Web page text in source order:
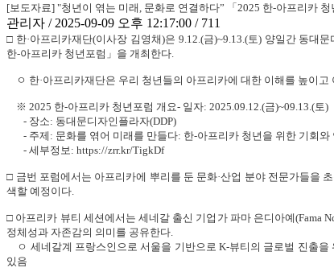
[보도자료] "청년이 엮는 미래, 문화로 연결하다” 「2025 한-아프리카 청
관리자 / 2025-09-09 오후 12:17:00 / 711
□ 한·아프리카재단(이사장 김영채)은 9.12.(금)~9.13.(토) 양일간 동대
한-아프리카 청년포럼」을 개최한다.
ㅇ 한·아프리카재단은 우리 청년들의 아프리카에 대한 이해를 높이
※ 2025 한-아프리카 청년포럼 개요- 일자: 2025.09.12.(금)~09.13.(토)
- 장소: 동대문디자인플라자(DDP)
- 주제: 문화를 엮어 미래를 만들다: 한-아프리카 청년을 위한 기회와
- 세부정보: https://zrr.kr/TigkDf
□ 금번 포럼에서는 아프리카에 뿌리를 둔 문화·산업 분야 전문가들을
색할 예정이다.
□ 아프리카 뷰티 세션에서는 세네갈 출신 기업가 파마 은디아예(Fama
정체성과 자존감의 의미를 공유한다.
ㅇ 세네갈계 프랑스인으로 서울을 기반으로 K-뷰티의 글로벌 진출을
있음